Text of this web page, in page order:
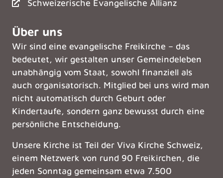
Schweizerische Evangelische Allianz
Über uns
Wir sind eine evangelische Freikirche – das
bedeutet, wir gestalten unser Gemeindeleben
unabhängig vom Staat, sowohl finanziell als
auch organisatorisch. Mitglied bei uns wird man
nicht automatisch durch Geburt oder
Kindertaufe, sondern ganz bewusst durch eine
persönliche Entscheidung.
Unsere Kirche ist Teil der Viva Kirche Schweiz,
einem Netzwerk von rund 90 Freikirchen, die
jeden Sonntag gemeinsam etwa 7.500